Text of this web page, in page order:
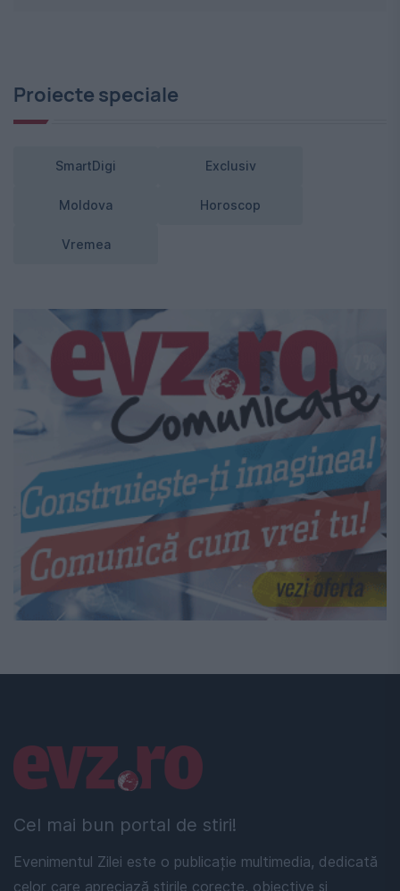
Proiecte speciale
SmartDigi Exclusiv
Moldova Horoscop
Vremea
Cel mai bun portal de stiri!
Evenimentul Zilei este o publicație multimedia, dedicată
celor care apreciază știrile corecte, obiective și
Linkuri utile